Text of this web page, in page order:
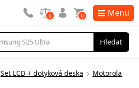
Hledat
0 0 Menu
Set LCD + dotyková deska Motorola